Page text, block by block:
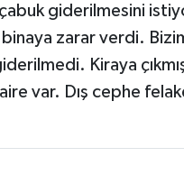
giderilmesini
zarar verdi.
Kiraya
var. Dış cephe